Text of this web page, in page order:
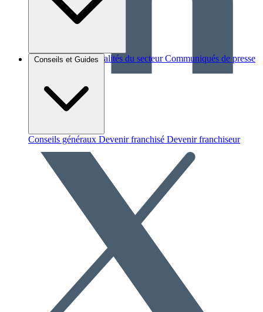
Brèves et actus Actualités du secteur Communiqués de presse
Conseils et Guides
Conseils généraux Devenir franchisé Devenir franchiseur